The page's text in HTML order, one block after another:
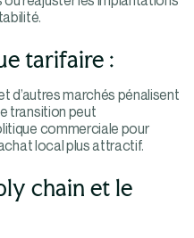
tarifaire :
d’autres marchés pénalisent
transition peut
commerciale pour
local plus attractif.
chain et le